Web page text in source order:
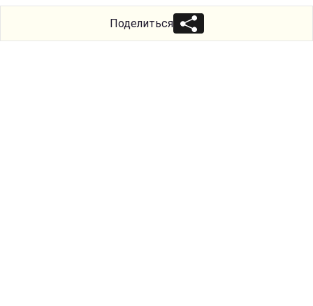
Поделиться